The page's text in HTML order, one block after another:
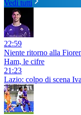
Vedi tutti
22:59
Niente ritorno alla
Ham, le cifre
21:23
Lazio: colpo di scena